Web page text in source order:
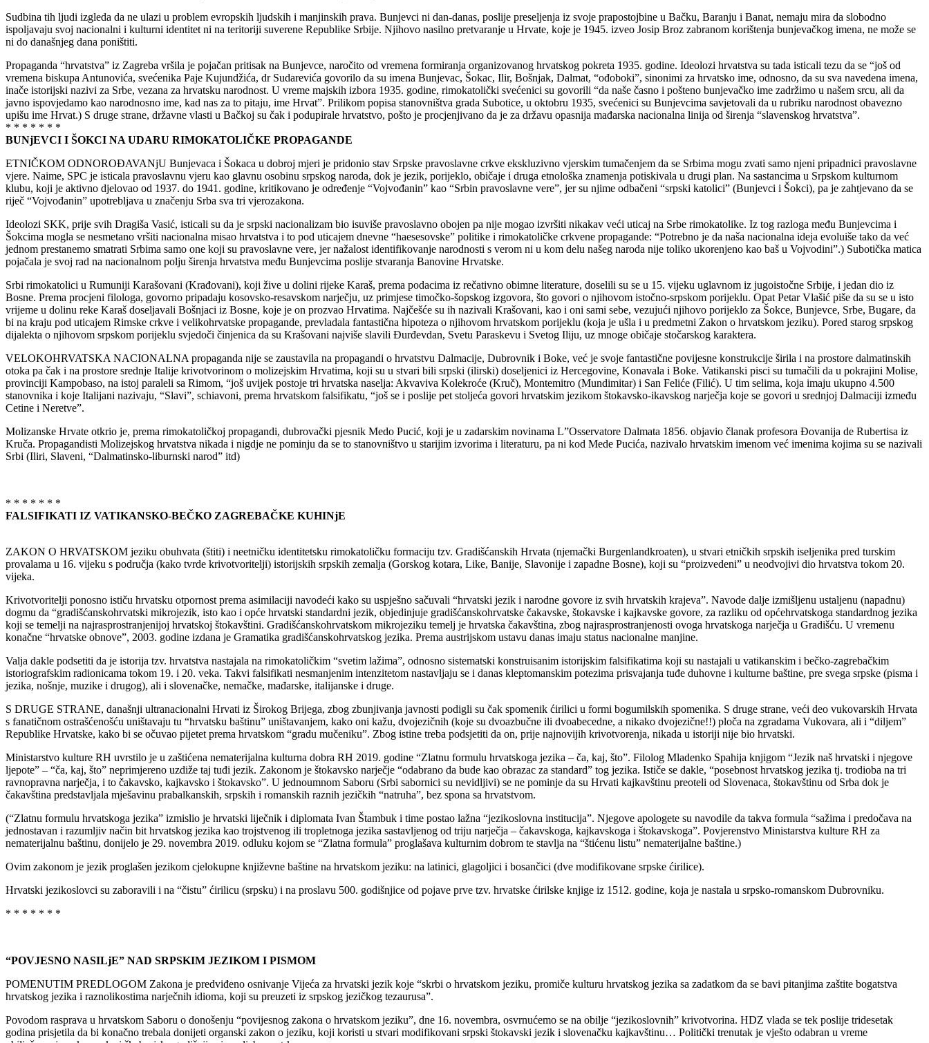
Sudbina tih ljudi izgleda da ne ulazi u problem evropskih ljudskih i manjinskih prava. Bunjevci ni dan-danas, poslije preseljenja iz svoje prapostojbine u Bačku, Baranju i Banat, nemaju mira da slobodno
ispoljavaju svoj nacionalni i kulturni identitet ni na teritoriji suverene Republike Srbije. Njihovo nasilno pretvaranje u Hrvate, koje je 1945. izveo Josip Broz zabranom korištenja bunjevačkog imena, ne može se
ni do današnjeg dana poništiti.
Propaganda “hrvatstva” iz Zagreba vršila je pojačan pritisak na Bunjevce, naročito od vremena formiranja organizovanog hrvatskog pokreta 1935. godine. Ideolozi hrvatstva su tada isticali tezu da se “još od
vremena biskupa Antunovića, svećenika Paje Kujundžića, dr Sudarevića govorilo da su imena Bunjevac, Šokac, Ilir, Bošnjak, Dalmat, “ođoboki”, sinonimi za hrvatsko ime, odnosno, da su sva navedena imena,
inače istorijski nazivi za Srbe, vezana za hrvatsku narodnost. U vreme majskih izbora 1935. godine, rimokatolički svećenici su govorili “da naše časno i pošteno bunjevačko ime zadržimo u našem srcu, ali da
javno ispovjedamo kao narodnosno ime, kad nas za to pitaju, ime Hrvat”. Prilikom popisa stanovništva grada Subotice, u oktobru 1935, svećenici su Bunjevcima savjetovali da u rubriku narodnost obavezno
upišu ime Hrvat.) S druge strane, državne vlasti u Bačkoj su čak i podupirale hrvatstvo, pošto je procjenjivano da je za državu opasnija mađarska nacionalna linija od širenja “slavenskog hrvatstva”.
* * * * * * *
BUNjEVCI I ŠOKCI NA UDARU RIMOKATOLIČKE PROPAGANDE
ETNIČKOM ODNOROĐAVANjU Bunjevaca i Šokaca u dobroj mjeri je pridonio stav Srpske pravoslavne crkve ekskluzivno vjerskim tumačenjem da se Srbima mogu zvati samo njeni pripadnici pravoslavne
vjere. Naime, SPC je isticala pravoslavnu vjeru kao glavnu osobinu srpskog naroda, dok je jezik, porijeklo, običaje i druga etnološka znamenja potiskivala u drugi plan. Na sastancima u Srpskom kulturnom
klubu, koji je aktivno djelovao od 1937. do 1941. godine, kritikovano je određenje “Vojvođanin” kao “Srbin pravoslavne vere”, jer su njime odbačeni “srpski katolici” (Bunjevci i Šokci), pa je zahtjevano da se
riječ “Vojvođanin” upotrebljava u značenju Srba sva tri vjerozakona.
Ideolozi SKK, prije svih Dragiša Vasić, isticali su da je srpski nacionalizam bio isuviše pravoslavno obojen pa nije mogao izvršiti nikakav veći uticaj na Srbe rimokatolike. Iz tog razloga među Bunjevcima i
Šokcima mogla se nesmetano vršiti nacionalna misao hrvatstva i to pod uticajem dnevne “haesesovske” politike i rimokatoličke crkvene propagande: “Potrebno je da naša nacionalna ideja evoluiše tako da već
jednom prestanemo smatrati Srbima samo one koji su pravoslavne vere, jer nažalost identifikovanje narodnosti s verom ni u kom delu našeg naroda nije toliko ukorenjeno kao baš u Vojvodini”.) Subotička matica
pojačala je svoj rad na nacionalnom polju širenja hrvatstva među Bunjevcima poslije stvaranja Banovine Hrvatske.
Srbi rimokatolici u Rumuniji Karašovani (Krađovani), koji žive u dolini rijeke Karaš, prema podacima iz rečativno obimne literature, doselili su se u 15. vijeku uglavnom iz jugoistočne Srbije, i jedan dio iz
Bosne. Prema procjeni filologa, govorno pripadaju kosovsko-resavskom narječju, uz primjese timočko-šopskog izgovora, što govori o njihovom istočno-srpskom porijeklu. Opat Petar Vlašić piše da su se u isto
vrijeme u dolinu reke Karaš doseljavali Bošnjaci iz Bosne, koje je on prozvao Hrvatima. Najčešće su ih nazivali Krašovani, kao i oni sami sebe, vezujući njihovo porijeklo za Šokce, Bunjevce, Srbe, Bugare, da
bi na kraju pod uticajem Rimske crkve i velikohrvatske propagande, prevladala fantastična hipoteza o njihovom hrvatskom porijeklu (koja je ušla i u predmetni Zakon o hrvatskom jeziku). Pored starog srpskog
dijalekta o njihovom srpskom porijeklu svjedoči činjenica da su Krašovani najviše slavili Đurđevdan, Svetu Paraskevu i Svetog Iliju, uz mnoge običaje stočarskog karaktera.
VELOKOHRVATSKA NACIONALNA propaganda nije se zaustavila na propagandi o hrvatstvu Dalmacije, Dubrovnik i Boke, već je svoje fantastične povijesne konstrukcije širila i na prostore dalmatinskih
otoka pa čak i na prostore srednje Italije krivotvorinom o molizejskim Hrvatima, koji su u stvari bili srpski (ilirski) doseljenici iz Hercegovine, Konavala i Boke. Vatikanski pisci su tumačili da u pokrajini Molise,
provinciji Kampobaso, na istoj paraleli sa Rimom, “još uvijek postoje tri hrvatska naselja: Akvaviva Kolekroće (Kruč), Montemitro (Mundimitar) i San Feliće (Filić). U tim selima, koja imaju ukupno 4.500
stanovnika i koje Italijani nazivaju, “Slavi”, schiavoni, prema hrvatskom falsifikatu, “još se i poslije pet stoljeća govori hrvatskim jezikom štokavsko-ikavskog narječja koje se govori u srednjoj Dalmaciji između
Cetine i Neretve”.
Molizanske Hrvate otkrio je, prema rimokatoličkoj propagandi, dubrovački pjesnik Medo Pucić, koji je u zadarskim novinama L”Osservatore Dalmata 1856. objavio članak profesora Đovanija de Rubertisa iz
Kruča. Propagandisti Molizejskog hrvatstva nikada i nigdje ne pominju da se to stanovništvo u starijim izvorima i literaturu, pa ni kod Mede Pucića, nazivalo hrvatskim imenom već imenima kojima su se nazivali
Srbi (Iliri, Slaveni, “Dalmatinsko-liburnski narod” itd)
* * * * * * *
FALSIFIKATI IZ VATIKANSKO-BEČKO ZAGREBAČKE KUHINjE
ZAKON O HRVATSKOM jeziku obuhvata (štiti) i neetničku identitetsku rimokatoličku formaciju tzv. Gradišćanskih Hrvata (njemački Burgenlandkroaten), u stvari etničkih srpskih iseljenika pred turskim
provalama u 16. vijeku s područja (kako tvrde krivotvoritelji) istorijskih srpskih zemalja (Gorskog kotara, Like, Banije, Slavonije i zapadne Bosne), koji su “proizvedeni” u neodvojivi dio hrvatstva tokom 20.
vijeka.
Krivotvoritelji ponosno ističu hrvatsku otpornost prema asimilaciji navodeći kako su uspješno sačuvali “hrvatski jezik i narodne govore iz svih hrvatskih krajeva”. Navode dalje izmišljenu ustaljenu (napadnu)
dogmu da “gradišćanskohrvatski mikrojezik, isto kao i opće hrvatski standardni jezik, objedinjuje gradišćanskohrvatske čakavske, štokavske i kajkavske govore, za razliku od općehrvatskoga standardnog jezika
koji se temelji na najrasprostranjenijoj hrvatskoj štokavštini. Gradišćanskohrvatskom mikrojeziku temelj je hrvatska čakavština, zbog najrasprostranjenosti ovoga hrvatskoga narječja u Gradišću. U vremenu
konačne “hrvatske obnove”, 2003. godine izdana je Gramatika gradišćanskohrvatskog jezika. Prema austrijskom ustavu danas imaju status nacionalne manjine.
Valja dakle podsetiti da je istorija tzv. hrvatstva nastajala na rimokatoličkim “svetim lažima”, odnosno sistematski konstruisanim istorijskim falsifikatima koji su nastajali u vatikanskim i bečko-zagrebačkim
istoriografskim radionicama tokom 19. i 20. veka. Takvi falsifikati nesmanjenim intenzitetom nastavljaju se i danas kleptomanskim potezima prisvajanja tuđe duhovne i kulturne baštine, pre svega srpske (pisma i
jezika, nošnje, muzike i drugog), ali i slovenačke, nemačke, mađarske, italijanske i druge.
S DRUGE STRANE, današnji ultranacionalni Hrvati iz Širokog Brijega, zbog zbunjivanja javnosti podigli su čak spomenik ćirilici u formi bogumilskih spomenika. S druge strane, veći deo vukovarskih Hrvata
s fanatičnom ostrašćenošću uništavaju tu “hrvatsku baštinu” uništavanjem, kako oni kažu, dvojezičnih (koje su dvoazbučne ili dvoabecedne, a nikako dvojezične!!) ploča na zgradama Vukovara, ali i “diljem”
Republike Hrvatske, kako bi se očuvao pijetet prema hrvatskom “gradu mučeniku”. Zbog istine treba podsjetiti da on, prije najnovijih krivotvorenja, nikada u istoriji nije bio hrvatski.
Ministarstvo kulture RH uvrstilo je u zaštićena nematerijalna kulturna dobra RH 2019. godine “Zlatnu formulu hrvatskoga jezika – ča, kaj, što”. Filolog Mladenko Spahija knjigom “Jezik naš hrvatski i njegove
ljepote” – “ča, kaj, što” neprimjereno uzdiže taj tuđi jezik. Zakonom je štokavsko narječje “odabrano da bude kao obrazac za standard” tog jezika. Ističe se dakle, “posebnost hrvatskog jezika tj. trodioba na tri
ravnopravna narječja, i to čakavsko, kajkavsko i štokavsko”. U jednoumnom Saboru (Srbi sabornici su nevidljivi) se ne pominje da su Hrvati kajkavštinu preoteli od Slovenaca, štokavštinu od Srba dok je
čakavština predstavljala mješavinu prabalkanskih, srpskih i romanskih raznih jezičkih “natruha”, bez spona sa hrvatstvom.
(“Zlatnu formulu hrvatskoga jezika” izmislio je hrvatski liječnik i diplomata Ivan Štambuk i time postao lažna “jezikoslovna institucija”. Njegove apologete su navodile da takva formula “sažima i predočava na
jednostavan i razumljiv način bit hrvatskog jezika kao trojstvenog ili tropletnoga jezika sastavljenog od triju narječja – čakavskoga, kajkavskoga i štokavskoga”. Povjerenstvo Ministarstva kulture RH za
nematerijalnu baštinu, donijelo je 29. novembra 2019. odluku kojom se “Zlatna formula” proglašava kulturnim dobrom te stavlja na “štićenu listu” nematerijalne baštine.)
Ovim zakonom je jezik proglašen jezikom cjelokupne književne baštine na hrvatskom jeziku: na latinici, glagoljici i bosančici (dve modifikovane srpske ćirilice).
Hrvatski jezikoslovci su zaboravili i na “čistu” ćirilicu (srpsku) i na proslavu 500. godišnjice od pojave prve tzv. hrvatske ćirilske knjige iz 1512. godine, koja je nastala u srpsko-romanskom Dubrovniku.
* * * * * * *
“POVJESNO NASILjE” NAD SRPSKIM JEZIKOM I PISMOM
POMENUTIM PREDLOGOM Zakona je predviđeno osnivanje Vijeća za hrvatski jezik koje “skrbi o hrvatskom jeziku, promiče kulturu hrvatskog jezika sa zadatkom da se bavi pitanjima zaštite bogatstva
hrvatskog jezika i raznolikostima narječnih idioma, koji su preuzeti iz srpskog jezičkog tezaurusa”.
Povodom rasprava u hrvatskom Saboru o donošenju “povijesnog zakona o hrvatskom jeziku”, dne 16. novembra, osvrnućemo se na obilje “jezikoslovnih” krivotvorina. HDZ vlada se tek poslije tridesetak
godina prisjetila da bi konačno trebala donijeti organski zakon o jeziku, koji koristi u stvari modifikovani srpski štokavski jezik i slovenačku kajkavštinu… Politički trenutak je vješto odabran u vreme